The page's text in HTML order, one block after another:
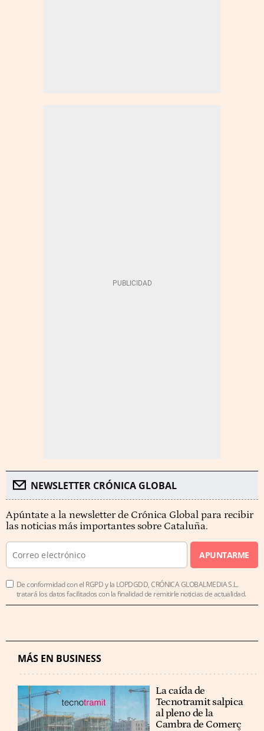
NEWSLETTER CRÓNICA GLOBAL
Apúntate a la newsletter de Crónica Global para recibir
las noticias más importantes sobre Cataluña.
APUNTARME
De conformidad con el RGPD y la LOPDGDD, CRÓNICA GLOBALMEDIA S.L.
tratará los datos facilitados con la finalidad de remitirle noticias de actualidad.
MÁS EN BUSINESS
La caída de
Tecnotramit salpica
al pleno de la
Cambra de Comerç